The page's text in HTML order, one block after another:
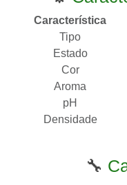
Característica
Tipo
Estado
Cor
Aroma
pH
Densidade
🔧